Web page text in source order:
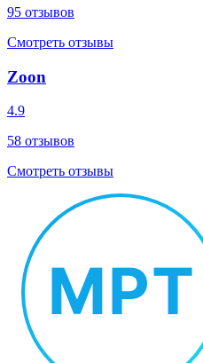
95 отзывов
Смотреть отзывы
Zoon
4.9
58 отзывов
Смотреть отзывы